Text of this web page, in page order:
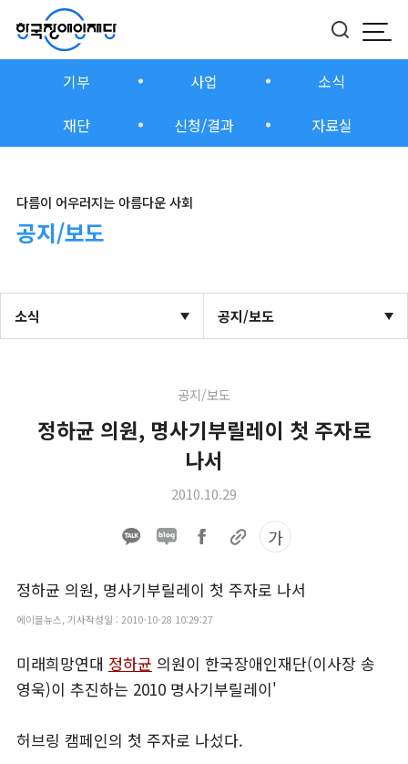
모
버튼
기부 사업
소식
재단
신청/결과 자료실
다름이 어우러지는 아름다운 사회
공지/보도
소식 공지/보도
공지/보도
정하균 의원, 명사기부릴레이 첫 주자로
나서
2010.10.29
가
정하균 의원, 명사기부릴레이 첫 주자로 나서
에이블뉴스, 기사작성일 : 2010-10-28 10:29:27
미래희망연대 정하균 의원이 한국장애인재단(이사장 송
영욱)이 추진하는 2010 명사기부릴레이'
허브링 캠페인의 첫 주자로 나섰다.